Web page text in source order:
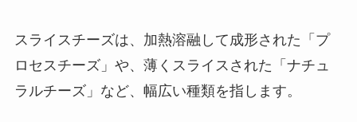
スライスチーズは、加熱溶融して成形された「プ
ロセスチーズ」や、薄くスライスされた「ナチュ
ラルチーズ」など、幅広い種類を指します。